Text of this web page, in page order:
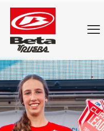
Etiquetas Autores